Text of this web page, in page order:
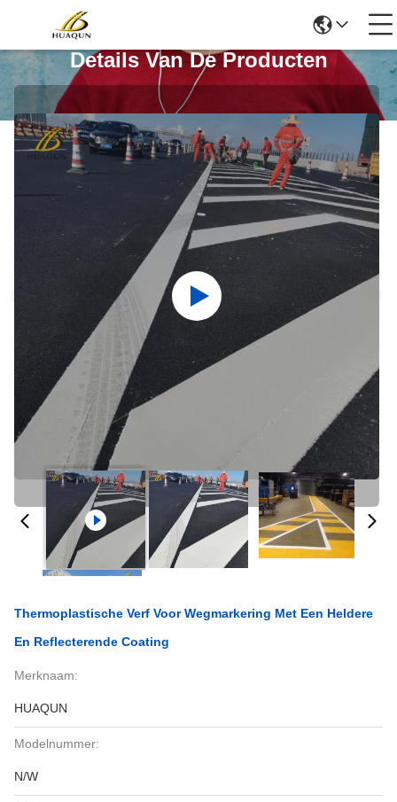
Details Van De Producten
Thermoplastische Verf Voor Wegmarkering Met Een Heldere
En Reflecterende Coating
Merknaam:
HUAQUN
Modelnummer:
N/W